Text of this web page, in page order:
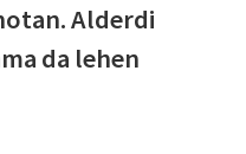
Alderdi
da lehen